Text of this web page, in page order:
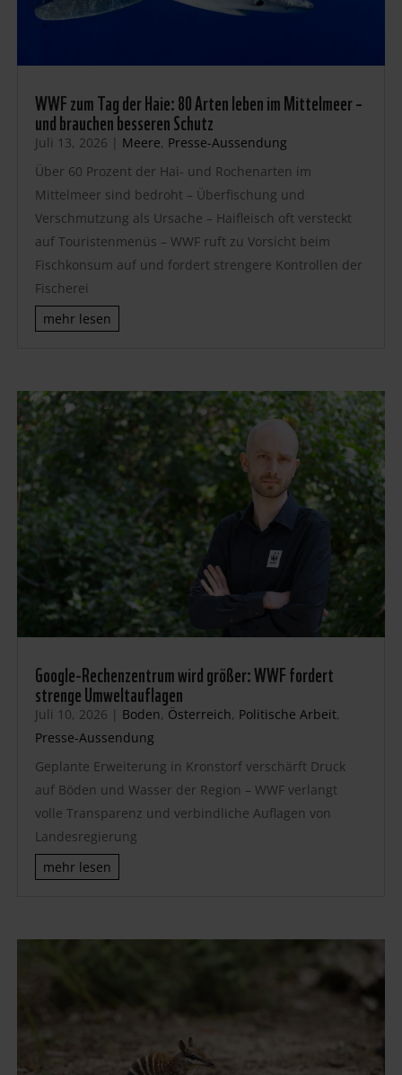
WWF zum Tag der Haie: 80 Arten leben im Mittelmeer –
und brauchen besseren Schutz
Juli 13, 2026 | Meere, Presse-Aussendung
Über 60 Prozent der Hai- und Rochenarten im
Mittelmeer sind bedroht – Überfischung und
Verschmutzung als Ursache – Haifleisch oft versteckt
auf Touristenmenüs – WWF ruft zu Vorsicht beim
Fischkonsum auf und fordert strengere Kontrollen der
Fischerei
mehr lesen
Google-Rechenzentrum wird größer: WWF fordert
strenge Umweltauflagen
Juli 10, 2026 | Boden, Österreich, Politische Arbeit,
Presse-Aussendung
Geplante Erweiterung in Kronstorf verschärft Druck
auf Böden und Wasser der Region – WWF verlangt
volle Transparenz und verbindliche Auflagen von
Landesregierung
mehr lesen